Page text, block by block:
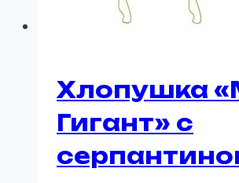
Хлопушка
Гигант» с